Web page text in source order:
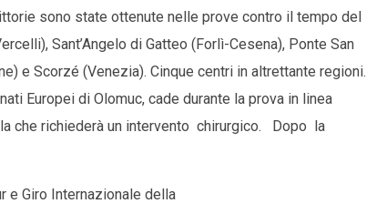
sono state ottenute nelle prove contro il tempo del
Sant’Angelo di Gatteo (Forlì-Cesena), Ponte San
e Scorzé (Venezia). Cinque centri in altrettante regioni.
Europei di Olomuc, cade durante la prova in linea
che richiederà un intervento chirurgico. Dopo la
e Giro Internazionale della